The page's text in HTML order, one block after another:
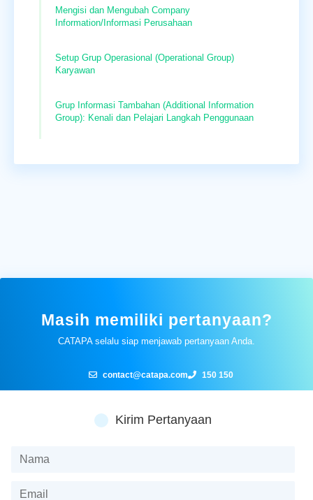
Mengisi dan Mengubah Company
Information/Informasi Perusahaan
Setup Grup Operasional (Operational Group)
Karyawan
Grup Informasi Tambahan (Additional Information
Group): Kenali dan Pelajari Langkah Penggunaan
Masih memiliki pertanyaan?
CATAPA selalu siap menjawab pertanyaan Anda.
contact@catapa.com 150 150
Kirim Pertanyaan